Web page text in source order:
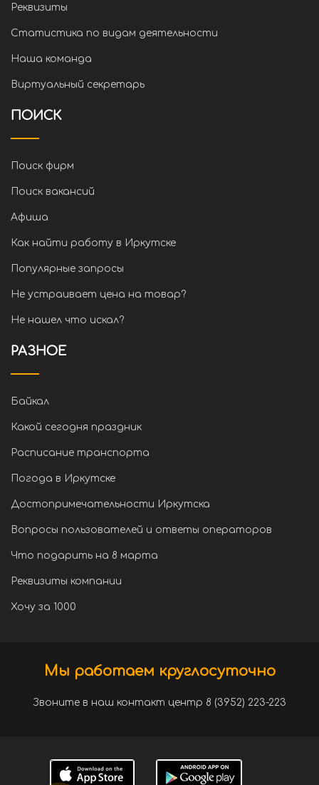
Реквизиты
Статистика по видам деятельности
Наша команда
Виртуальный секретарь
ПОИСК
Поиск фирм
Поиск вакансий
Афиша
Как найти работу в Иркутске
Популярные запросы
Не устраивает цена на товар?
Не нашел что искал?
РАЗНОЕ
Байкал
Какой сегодня праздник
Расписание транспорта
Погода в Иркутске
Достопримечательности Иркутска
Вопросы пользователей и ответы операторов
Что подарить на 8 марта
Реквизиты компании
Хочу за 1000
Мы работаем круглосуточно
Звоните в наш контакт центр 8 (3952) 223-223